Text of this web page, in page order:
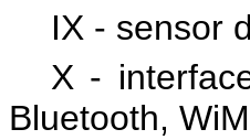
IX - sensor
X -
Bluetooth,